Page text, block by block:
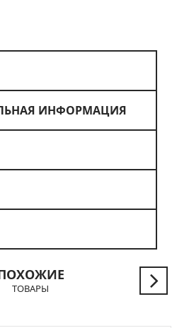
ИНФОРМАЦИЯ
ТОВАРЫ